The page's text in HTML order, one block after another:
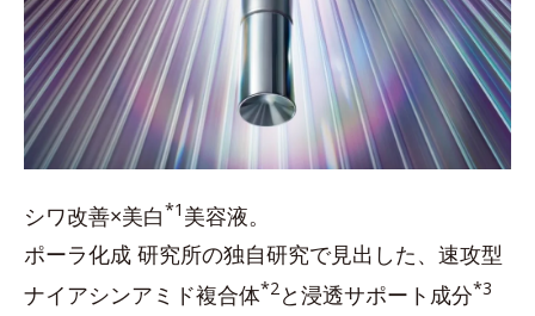
シワ改善×美白*1 美容液。
ポーラ化成 研究所の独自研究で見出した、速攻型
ナイアシンアミド複合体*2 と浸透サポート成分*3